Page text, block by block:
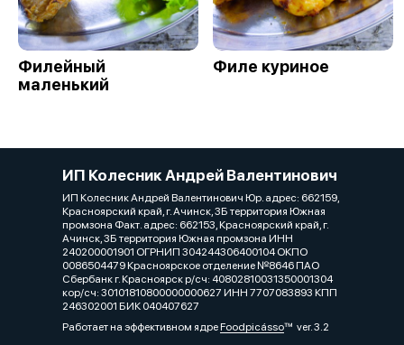
Филейный
маленький
Филе куриное
ИП Колесник Андрей Валентинович
ИП Колесник Андрей Валентинович Юр. адрес: 662159,
Красноярский край, г. Ачинск, 3Б территория Южная
промзона Факт. адрес: 662153, Красноярский край, г.
Ачинск, 3Б территория Южная промзона ИНН
240200001901 ОГРНИП 304244306400104 ОКПО
0086504479 Красноярское отделение №8646 ПАО
Сбербанк г. Красноярск р/сч: 40802810031350001304
кор/сч: 30101810800000000627 ИНН 7707083893 КПП
246302001 БИК 040407627
Работает на эффективном ядреFoodpicássover. 3.2